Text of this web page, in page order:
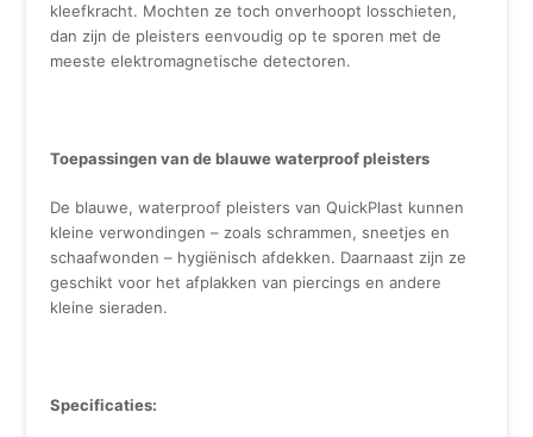
kleefkracht. Mochten ze toch onverhoopt losschieten,
dan zijn de pleisters eenvoudig op te sporen met de
meeste elektromagnetische detectoren.
Toepassingen van de blauwe waterproof pleisters
De blauwe, waterproof pleisters van QuickPlast kunnen
kleine verwondingen – zoals schrammen, sneetjes en
schaafwonden – hygiënisch afdekken. Daarnaast zijn ze
geschikt voor het afplakken van piercings en andere
kleine sieraden.
Specificaties: